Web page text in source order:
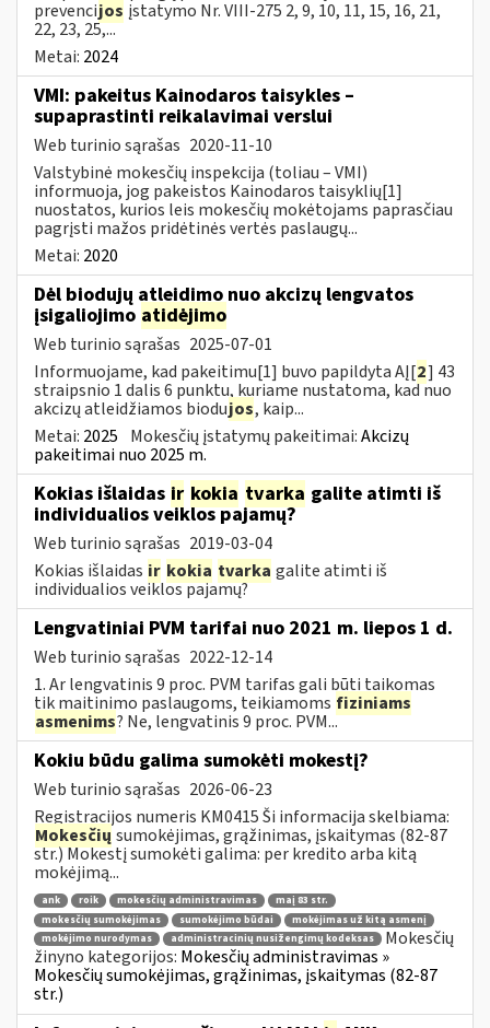
prevencijos įstatymo Nr. VIII-275 2, 9, 10, 11, 15, 16, 21,
22, 23, 25,...
Metai: 2024
VMI: pakeitus Kainodaros taisykles –
supaprastinti reikalavimai verslui
Web turinio sąrašas 2020-11-10
Valstybinė mokesčių inspekcija (toliau – VMI)
informuoja, jog pakeistos Kainodaros taisyklių[1]
nuostatos, kurios leis mokesčių mokėtojams paprasčiau
pagrįsti mažos pridėtinės vertės paslaugų...
Metai: 2020
Dėl biodujų atleidimo nuo akcizų lengvatos
įsigaliojimo atidėjimo
Web turinio sąrašas 2025-07-01
Informuojame, kad pakeitimu[1] buvo papildyta AĮ[2] 43
straipsnio 1 dalis 6 punktu, kuriame nustatoma, kad nuo
akcizų atleidžiamos biodujos, kaip...
Metai: 2025 Mokesčių įstatymų pakeitimai:Akcizų
pakeitimai nuo 2025 m.
Kokias išlaidas ir kokia tvarka galite atimti iš
individualios veiklos pajamų?
Web turinio sąrašas 2019-03-04
Kokias išlaidas ir kokia tvarka galite atimti iš
individualios veiklos pajamų?
Lengvatiniai PVM tarifai nuo 2021 m. liepos 1 d.
Web turinio sąrašas 2022-12-14
1. Ar lengvatinis 9 proc. PVM tarifas gali būti taikomas
tik maitinimo paslaugoms, teikiamoms fiziniams
asmenims? Ne, lengvatinis 9 proc. PVM...
Kokiu būdu galima sumokėti mokestį?
Web turinio sąrašas 2026-06-23
Registracijos numeris KM0415 Ši informacija skelbiama:
Mokesčių sumokėjimas, grąžinimas, įskaitymas (82-87
str.) Mokestį sumokėti galima: per kredito arba kitą
mokėjimą...
ank roik mokesčių administravimas
maį 83 str.
mokesčių sumokėjimas
sumokėjimo būdai
mokėjimas už kitą asmenį
mokėjimo nurodymas
administracinių nusižengimų kodeksas
Mokesčių
žinyno kategorijos: Mokesčių administravimas »
Mokesčių sumokėjimas, grąžinimas, įskaitymas (82-87
str.)